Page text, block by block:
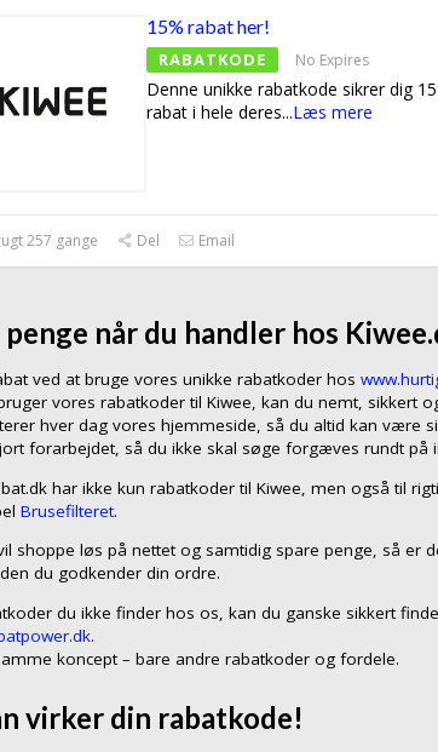
15% rabat her!
RABATKODE No Expires
Denne unikke rabatkode sikrer dig
rabat i hele deres...Læs mere
257 gange Del Email
penge når du handler hos
ved at bruge vores unikke rabatkoder hos
vores rabatkoder til Kiwee, kan du nemt, sikkert
hver dag vores hjemmeside, så du altid kan være
forarbejdet, så du ikke skal søge forgæves rundt på
har ikke kun rabatkoder til Kiwee, men også til
Brusefilteret.
shoppe løs på nettet og samtidig spare penge, så er
du godkender din ordre.
du ikke finder hos os, kan du ganske sikkert
koncept – bare andre rabatkoder og fordele.
virker din rabatkode!